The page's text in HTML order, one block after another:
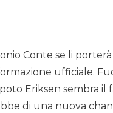
Conte se li
ufficiale.
Eriksen sembra il
di una nuova